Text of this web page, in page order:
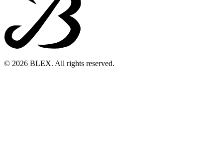
© 2026 BLEX. All rights reserved.